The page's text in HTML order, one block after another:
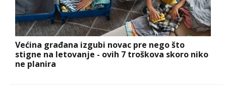
Većina građana izgubi novac pre nego što
stigne na letovanje - ovih 7 troškova skoro niko
ne planira